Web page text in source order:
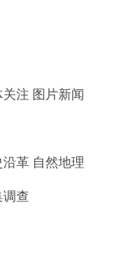
关注 图片新闻
沿革 自然地理
调查